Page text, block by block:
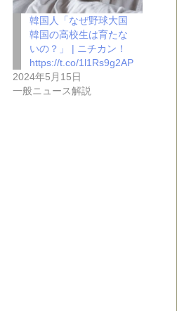
韓国人「なぜ野球大国
韓国の高校生は育たな
いの？」 | ニチカン！
https://t.co/1l1Rs9g2AP
2024年5月15日
一般ニュース解説